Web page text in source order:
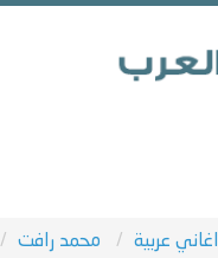
اغاني عربية محمد رافت